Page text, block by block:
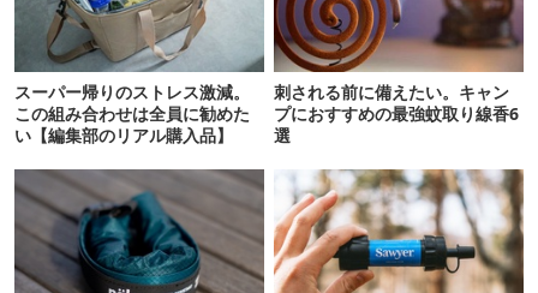
スーパー帰りのストレス激減。
この組み合わせは全員に勧めた
い【編集部のリアル購入品】
刺される前に備えたい。キャン
プにおすすめの最強蚊取り線香6
選